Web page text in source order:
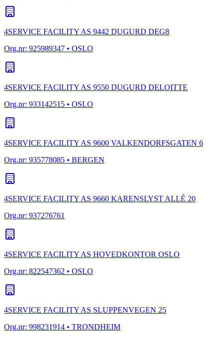
4SERVICE FACILITY AS 9442 DUGURD DEG8
Org.nr: 925989347 • OSLO
4SERVICE FACILITY AS 9550 DUGURD DELOITTE
Org.nr: 933142515 • OSLO
4SERVICE FACILITY AS 9600 VALKENDORFSGATEN 6
Org.nr: 935778085 • BERGEN
4SERVICE FACILITY AS 9660 KARENSLYST ALLÉ 20
Org.nr: 937276761
4SERVICE FACILITY AS HOVEDKONTOR OSLO
Org.nr: 822547362 • OSLO
4SERVICE FACILITY AS SLUPPENVEGEN 25
Org.nr: 998231914 • TRONDHEIM